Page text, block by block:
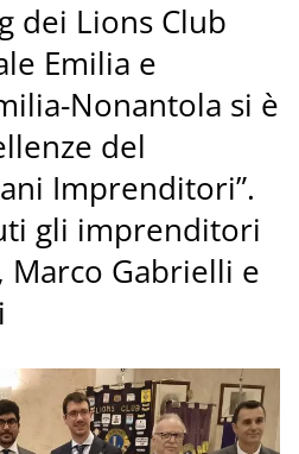
dei Lions Club
Emilia e
Nonantola si è
del
Imprenditori”.
gli imprenditori
Marco Gabrielli e